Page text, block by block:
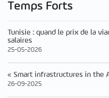
Temps Forts
Tunisie : quand le prix de la
salaires
25-05-2026
« Smart infrastructures in the
26-09-2025